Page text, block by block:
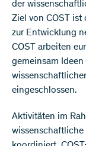
der
Ziel von COST
zur Entwicklung
COST arbeiten
gemeinsam
eingeschlossen.
Aktivitäten im
wissenschaftliche